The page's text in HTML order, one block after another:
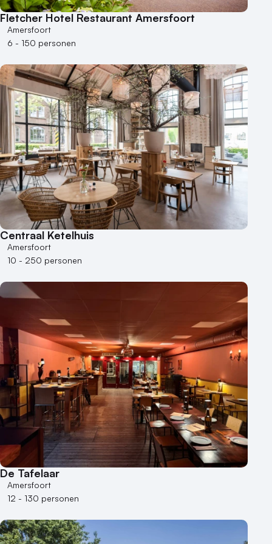
Museum
Theater
Varende locatie
Fletcher Hotel Restaurant Amersfoort
Amersfoort
6 - 150 personen
Centraal Ketelhuis
Amersfoort
10 - 250 personen
De Tafelaar
Amersfoort
12 - 130 personen